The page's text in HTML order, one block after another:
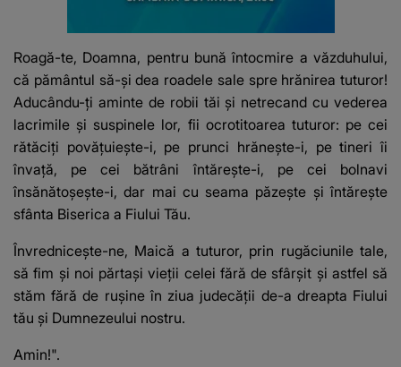
Roagă-te, Doamna, pentru bună întocmire a văzduhului,
că pământul să-și dea roadele sale spre hrănirea tuturor!
Aducându-ți aminte de robii tăi și netrecand cu vederea
lacrimile și suspinele lor, fii ocrotitoarea tuturor: pe cei
rătăciți povățuiește-i, pe prunci hrănește-i, pe tineri îi
învață, pe cei bătrâni întărește-i, pe cei bolnavi
însănătoșește-i, dar mai cu seama păzește și întărește
sfânta Biserica a Fiului Tău.
Învrednicește-ne, Maică a tuturor, prin rugăciunile tale,
să fim și noi părtași vieții celei fără de sfârșit și astfel să
stăm fără de rușine în ziua judecății de-a dreapta Fiului
tău și Dumnezeului nostru.
Amin!".